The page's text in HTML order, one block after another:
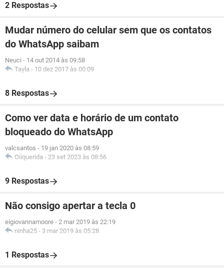
2 Respostas
Mudar número do celular sem que os contatos
do WhatsApp saibam
Neuci - 14 out 2014 às 09:58
Tayla - 10 dez 2017 às 00:09
8 Respostas
Como ver data e horário de um contato
bloqueado do WhatsApp
valcsantos - 19 jan 2020 às 08:59
Oiiquerida - 23 set 2023 às 08:56
9 Respostas
Não consigo apertar a tecla 0
eigiovannamoore - 2 mar 2019 às 22:19
ninha25 - 3 mar 2019 às 05:28
1 Respostas